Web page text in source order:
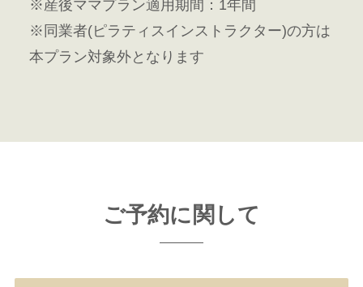
※産後ママプラン適用期間：1年間
※同業者(ピラティスインストラクター)の方は
本プラン対象外となります
ご予約に関して